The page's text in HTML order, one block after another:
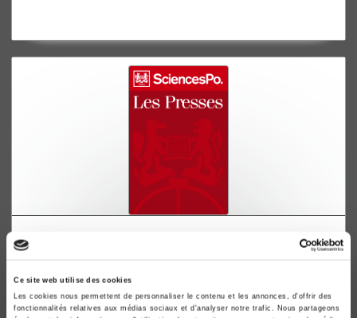
Ce site web utilise des cookies
Les cookies nous permettent de personnaliser le contenu et les annonces, d'offrir des
fonctionnalités relatives aux médias sociaux et d'analyser notre trafic. Nous partageons
Financement et délais de la construction
Françoise Marnata